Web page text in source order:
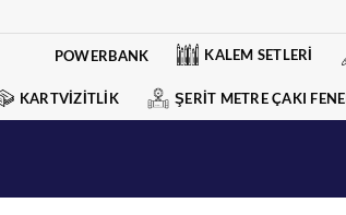
POWERBANK KALEM SETLERİ
KARTVİZİTLİK ŞERİT METRE ÇAKI